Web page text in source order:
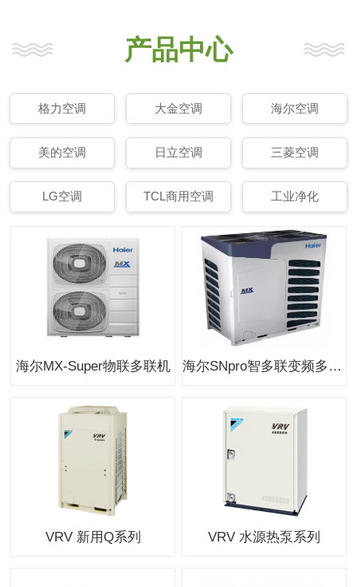
产品中心
格力空调 大金空调 海尔空调
美的空调 日立空调 三菱空调
LG空调 TCL商用空调 工业净化
海尔MX-Super物联多联机 海尔SNpro智多联变频多联机
VRV 新用Q系列 VRV 水源热泵系列